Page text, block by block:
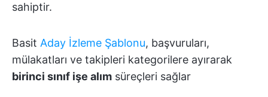
sahiptir.
Basit Aday İzleme Şablonu, başvuruları,
mülakatları ve takipleri kategorilere ayırarak
birinci sınıf işe alım süreçleri sağlar